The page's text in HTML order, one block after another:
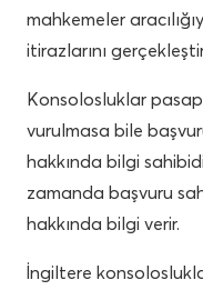
mahkemeler
itirazlarını
Konsolosluklar
vurulmasa bile
hakkında bilgi
zamanda başvuru
hakkında bilgi verir.
İngiltere